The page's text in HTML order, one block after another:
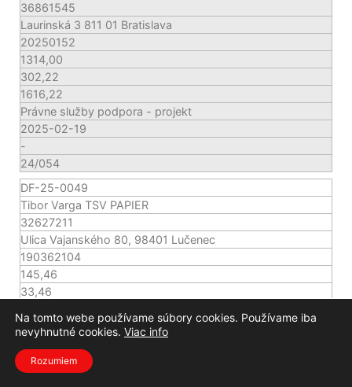
36861545
Laurinská 3 811 01 Bratislava
20250152
1314,00
302,22
1616,22
Právne služby podpora - projekt
2025-02-19
-
24/054
DF-25-0049
Tibor Varga TSV PAPIER
32627211
Ulica Vajanského 80, 98401 Lučenec
190362104
145,46
33,46
kancelárske potreby
ObjMB25-020
Na tomto webe používame súbory cookies. Používame iba
nevyhnutné cookies. Viac info
Rozumiem